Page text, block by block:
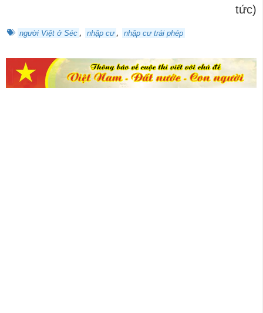
tức)
người Việt ở Séc , nhập cư , nhập cư trái phép